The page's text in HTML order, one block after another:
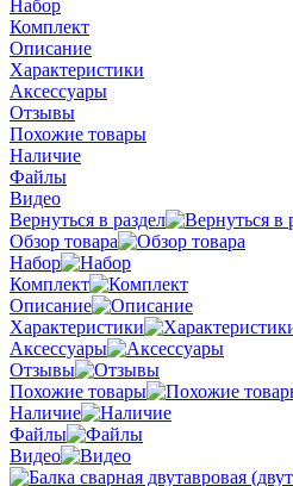
Набор
Комплект
Описание
Характеристики
Аксессуары
Отзывы
Похожие товары
Наличие
Файлы
Видео
Вернуться в раздел
Обзор товара
Набор
Комплект
Описание
Характеристики
Аксессуары
Отзывы
Похожие товары
Наличие
Файлы
Видео